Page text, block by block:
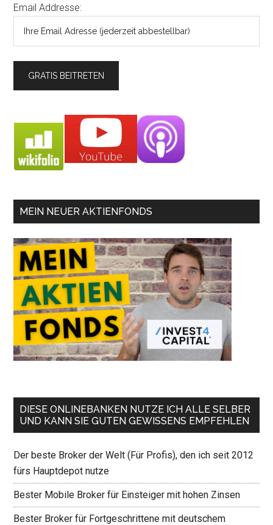
Email Addresse:
MEIN NEUER AKTIENFONDS
DIESE ONLINEBANKEN NUTZE ICH ALLE SELBER
UND KANN SIE GUTEN GEWISSENS EMPFEHLEN
Der beste Broker der Welt (Für Profis), den ich seit 2012
fürs Hauptdepot nutze
Bester Mobile Broker für Einsteiger mit hohen Zinsen
Bester Broker für Fortgeschrittene mit deutschem